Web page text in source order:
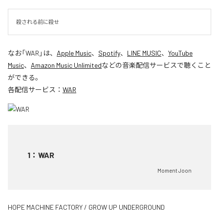
殺される前に殺せ
なお「WAR 」は、 Apple Music、 Spotify、 LINE MUSIC、 YouTube
Music、 Amazon Music Unlimitedなどの音楽配信サービスで聴くこと
ができる。
各配信サービス： WAR
1 ： WAR
Moment Joon
HOPE MACHINE FACTORY / GROW UP UNDERGROUND